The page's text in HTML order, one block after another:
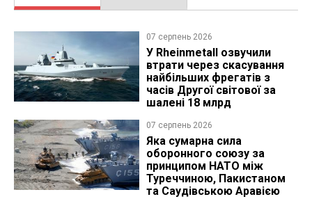
07 серпень 2026
У Rheinmetall озвучили
втрати через скасування
найбільших фрегатів з
часів Другої світової за
шалені 18 млрд
07 серпень 2026
Яка сумарна сила
оборонного союзу за
принципом НАТО між
Туреччиною, Пакистаном
та Саудівською Аравією